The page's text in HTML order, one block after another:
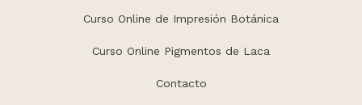
Curso Online de Impresión Botánica
Curso Online Pigmentos de Laca
Contacto